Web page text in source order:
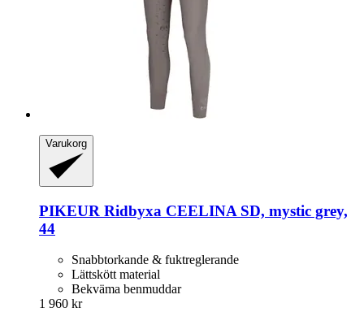
Varukorg
PIKEUR Ridbyxa CEELINA SD, mystic grey,
44
Snabbtorkande & fuktreglerande
Lättskött material
Bekväma benmuddar
1 960 kr